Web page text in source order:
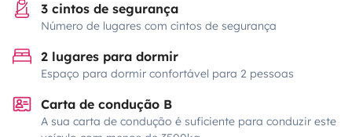
3 cintos de segurança
Número de lugares com cintos de segurança
2 lugares para dormir
Espaço para dormir confortável para 2 pessoas
Carta de condução B
A sua carta de condução é suficiente para conduzir este